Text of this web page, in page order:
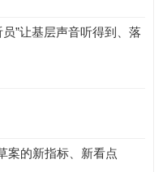
”让基层声音听得到、落
案的新指标、新看点